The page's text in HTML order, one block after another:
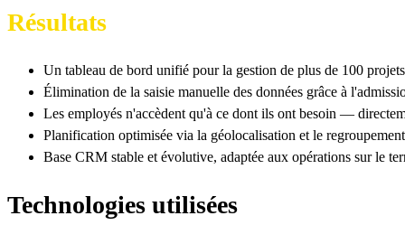
Résultats
Un tableau de bord unifié pour la gestion de plus de 100
Élimination de la saisie manuelle des données grâce à
Les employés n'accèdent qu'à ce dont ils ont besoin —
Planification optimisée via la géolocalisation et le
Base CRM stable et évolutive, adaptée aux opérations sur le
Technologies utilisées